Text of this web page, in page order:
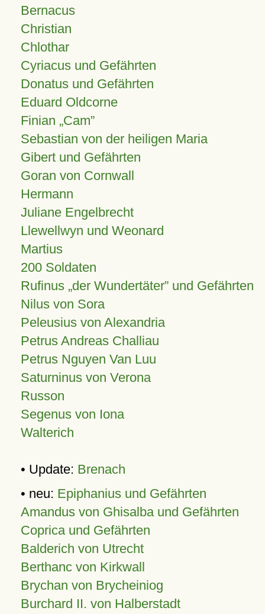
Bernacus
Christian
Chlothar
Cyriacus und Gefährten
Donatus und Gefährten
Eduard Oldcorne
Finian Cam
Sebastian von der heiligen Maria
Gibert und Gefährten
Goran von Cornwall
Hermann
Juliane Engelbrecht
Llewellwyn und Weonard
Martius
200 Soldaten
Rufinus „der Wundertäter” und Gefährten
Nilus von Sora
Peleusius von Alexandria
Petrus Andreas Challiau
Petrus Nguyen Van Luu
Saturninus von Verona
Russon
Segenus von Iona
Walterich
• Update: Brenach
• neu: Epiphanius und Gefährten
Amandus von Ghisalba und Gefährten
Coprica und Gefährten
Balderich von Utrecht
Berthanc von Kirkwall
Brychan von Brycheiniog
Burchard II. von Halberstadt